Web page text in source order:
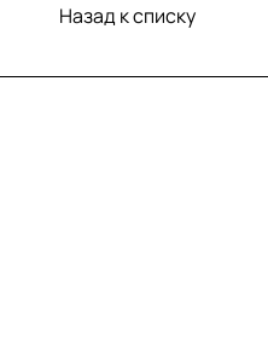
Назад к списку